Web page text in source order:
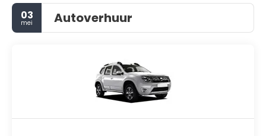
03
mei Autoverhuur